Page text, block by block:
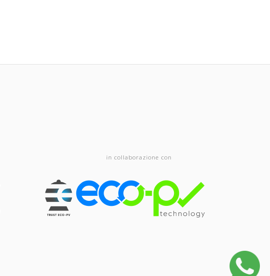
in collaborazione con